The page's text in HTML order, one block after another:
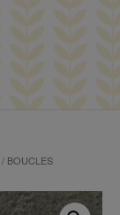
/ BOUCLES